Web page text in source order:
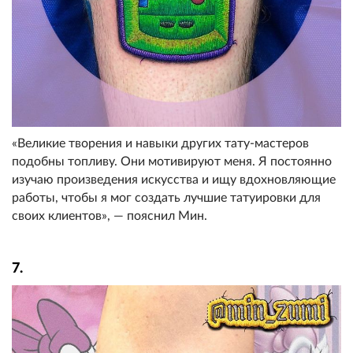
«Великие творения и навыки других тату-мастеров
подобны топливу. Они мотивируют меня. Я постоянно
изучаю произведения искусства и ищу вдохновляющие
работы, чтобы я мог создать лучшие татуировки для
своих клиентов», — пояснил Мин.
7.